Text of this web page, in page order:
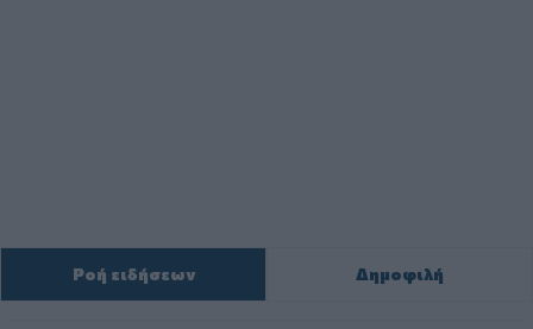
Ροή ειδήσεων Δημοφιλή